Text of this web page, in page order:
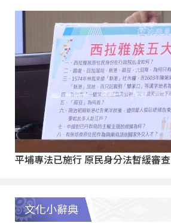
平埔專法已施行 原民身分法暫緩審查
文化小辭典